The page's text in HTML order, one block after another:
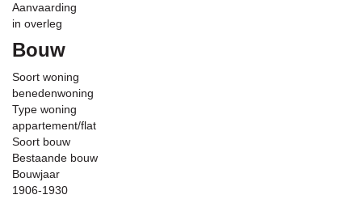
Aanvaarding
in overleg
Bouw
Soort woning
benedenwoning
Type woning
appartement/flat
Soort bouw
Bestaande bouw
Bouwjaar
1906-1930